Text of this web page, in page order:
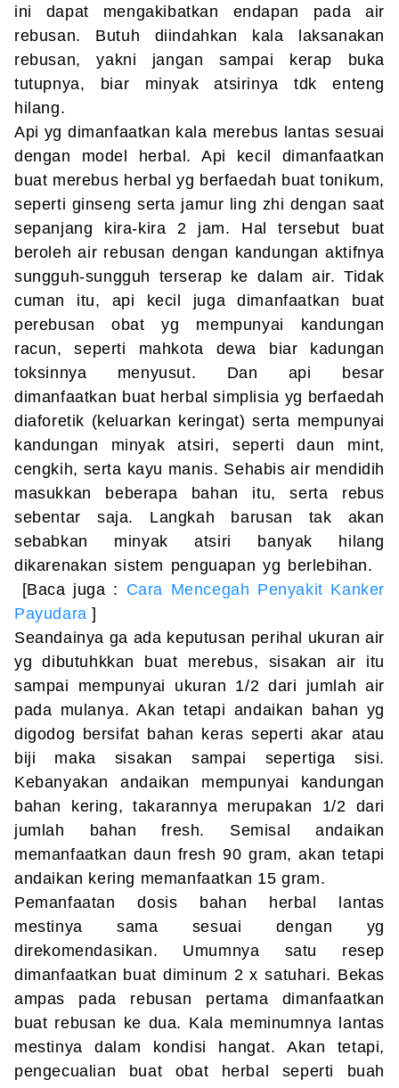
ini dapat mengakibatkan endapan pada air
rebusan. Butuh diindahkan kala laksanakan
rebusan, yakni jangan sampai kerap buka
tutupnya, biar minyak atsirinya tdk enteng
hilang.
Api yg dimanfaatkan kala merebus lantas sesuai
dengan model herbal. Api kecil dimanfaatkan
buat merebus herbal yg berfaedah buat tonikum,
seperti ginseng serta jamur ling zhi dengan saat
sepanjang kira-kira 2 jam. Hal tersebut buat
beroleh air rebusan dengan kandungan aktifnya
sungguh-sungguh terserap ke dalam air. Tidak
cuman itu, api kecil juga dimanfaatkan buat
perebusan obat yg mempunyai kandungan
racun, seperti mahkota dewa biar kadungan
toksinnya menyusut. Dan api besar
dimanfaatkan buat herbal simplisia yg berfaedah
diaforetik (keluarkan keringat) serta mempunyai
kandungan minyak atsiri, seperti daun mint,
cengkih, serta kayu manis. Sehabis air mendidih
masukkan beberapa bahan itu, serta rebus
sebentar saja. Langkah barusan tak akan
sebabkan minyak atsiri banyak hilang
dikarenakan sistem penguapan yg berlebihan.
[Baca juga : Cara Mencegah Penyakit Kanker
Payudara ]
Seandainya ga ada keputusan perihal ukuran air
yg dibutuhkkan buat merebus, sisakan air itu
sampai mempunyai ukuran 1/2 dari jumlah air
pada mulanya. Akan tetapi andaikan bahan yg
digodog bersifat bahan keras seperti akar atau
biji maka sisakan sampai sepertiga sisi.
Kebanyakan andaikan mempunyai kandungan
bahan kering, takarannya merupakan 1/2 dari
jumlah bahan fresh. Semisal andaikan
memanfaatkan daun fresh 90 gram, akan tetapi
andaikan kering memanfaatkan 15 gram.
Pemanfaatan dosis bahan herbal lantas
mestinya sama sesuai dengan yg
direkomendasikan. Umumnya satu resep
dimanfaatkan buat diminum 2 x satuhari. Bekas
ampas pada rebusan pertama dimanfaatkan
buat rebusan ke dua. Kala meminumnya lantas
mestinya dalam kondisi hangat. Akan tetapi,
pengecualian buat obat herbal seperti buah